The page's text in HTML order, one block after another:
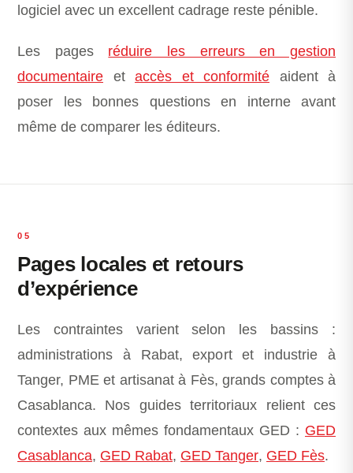
logiciel avec un excellent cadrage reste pénible.
Les pages réduire les erreurs en gestion
documentaire et accès et conformité aident à
poser les bonnes questions en interne avant
même de comparer les éditeurs.
05
Pages locales et retours
d’expérience
Les contraintes varient selon les bassins :
administrations à Rabat, export et industrie à
Tanger, PME et artisanat à Fès, grands comptes à
Casablanca. Nos guides territoriaux relient ces
contextes aux mêmes fondamentaux GED : GED
Casablanca, GED Rabat, GED Tanger, GED Fès.